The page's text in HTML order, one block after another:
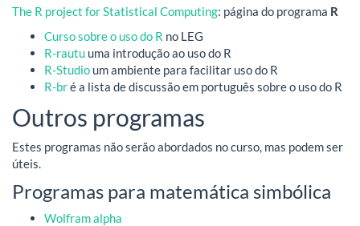
The R project for Statistical Computing: página do programa R
Curso sobre o uso do R no LEG
R-rautu uma introdução ao uso do R
R-Studio um ambiente para facilitar uso do R
R-bré a lista de discussão em português sobre o uso do R
Outros programas
Estes programas não serão abordados no curso, mas podem ser
úteis.
Programas para matemática simbólica
Wolfram alpha